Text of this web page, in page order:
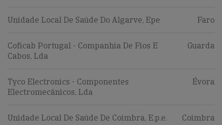
Unidade Local De Saúde Do Algarve, Epe Faro
Coficab Portugal - Companhia De Fios E
Cabos, Lda
Guarda
Tyco Electronics - Componentes
Electromecânicos, Lda
Évora
Unidade Local De Saúde De Coimbra, E.p.e. Coimbra